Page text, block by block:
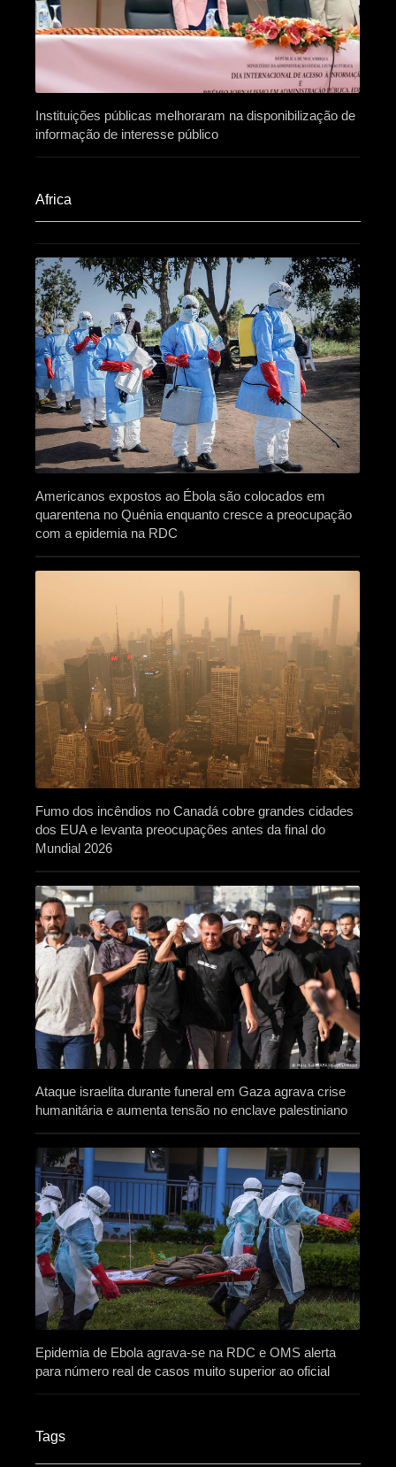
Instituições públicas melhoraram na disponibilização de
informação de interesse público
Africa​
Americanos expostos ao Ébola são colocados em
quarentena no Quénia enquanto cresce a preocupação
com a epidemia na RDC
Fumo dos incêndios no Canadá cobre grandes cidades
dos EUA e levanta preocupações antes da final do
Mundial 2026
Ataque israelita durante funeral em Gaza agrava crise
humanitária e aumenta tensão no enclave palestiniano
Epidemia de Ebola agrava-se na RDC e OMS alerta
para número real de casos muito superior ao oficial
Tags